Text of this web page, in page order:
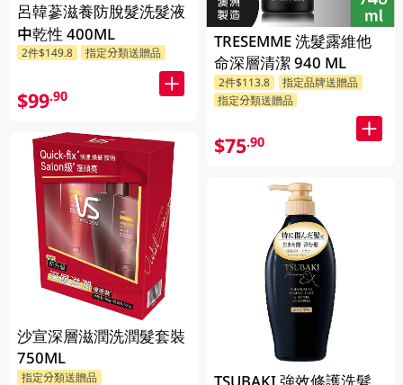
呂韓蔘滋養防脫髮洗髮液
中乾性 400ML
2件$149.8 指定分類送贈品
$99.90
沙宣深層滋潤洗潤髮套裝
750ML
指定分類送贈品
TRESEMME 洗髮露維他
命深層清潔 940 ML
2件$113.8
指定品牌送贈品
指定分類送贈品
$75.90